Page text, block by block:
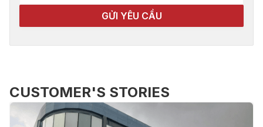
CUSTOMER'S STORIES